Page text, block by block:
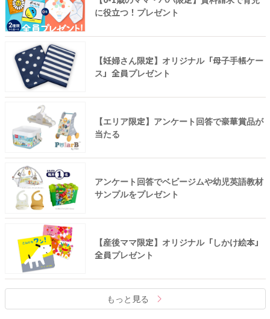
に役立つ！プレゼント
【妊婦さん限定】オリジナル「母子手帳ケー
ス」全員プレゼント
【エリア限定】アンケート回答で豪華賞品が
当たる
アンケート回答でベビージムや幼児英語教材
サンプルをプレゼント
【産後ママ限定】オリジナル「しかけ絵本」
全員プレゼント
もっと見る